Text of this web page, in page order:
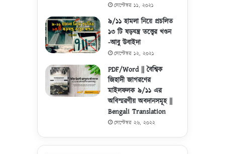
সেপ্টেম্বর ১১, ২০২১
৯/১১ হামলা নিয়ে প্রচলিত
১৩ টি ষড়যন্ত্র তত্ত্বের খণ্ডন
-আবু উবাইদা
সেপ্টেম্বর ১২, ২০২১
PDF/Word || বৈশ্বিক
জিহাদী জাগরণের
মাইলফলক ৯/১১ এর
অবিস্মরণীয় অবদানসমূহ ||
Bengali Translation
সেপ্টেম্বর ২৬, ২০২২